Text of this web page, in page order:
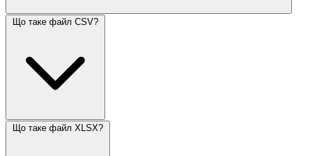
Що таке файл CSV?
Що таке файл XLSX?